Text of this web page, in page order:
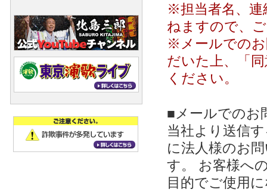
※担当者名、連
ねますので、
※メールでのお
だいた上、「
ください。
■メールでのお
当社より送信
に法人様のお
す。 お客様へ
目的でご使用